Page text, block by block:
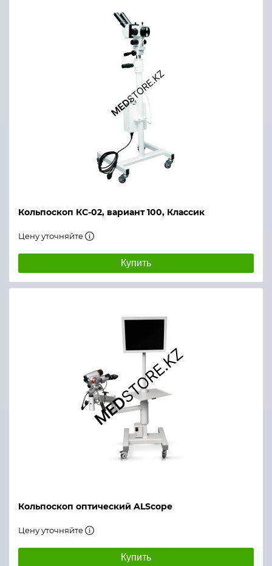
Кольпоскоп КС-02, вариант 100, Классик
Цену уточняйте
Купить
Кольпоскоп оптический ALScope
Цену уточняйте
Купить